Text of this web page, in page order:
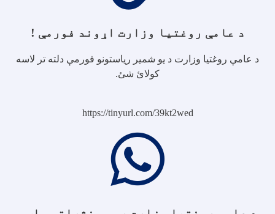
د عامې روغتیا وزارت اړوند فورمې !
د عامې روغتیا وزارت د یو شمیر ریاستونو فورمې دلته تر لاسه
کولائ شئ.
https://tinyurl.com/39kt2wed